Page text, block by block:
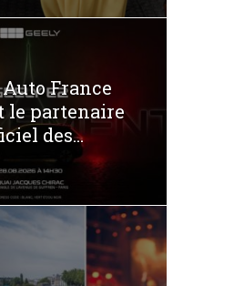
France
le partenaire
des...